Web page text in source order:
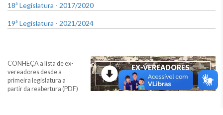
18ª Legislatura - 2017/2020
19ª Legislatura - 2021/2024
CONHEÇA a lista de ex-
vereadores desde a
primeira legislatura a
partir da reabertura (PDF)
EX-VEREADORES
A PARTIR DE 1947